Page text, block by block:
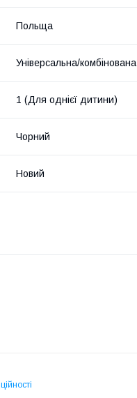
Польща
Універсальна/комбінована
1 (Для однієї дитини)
Чорний
Новий